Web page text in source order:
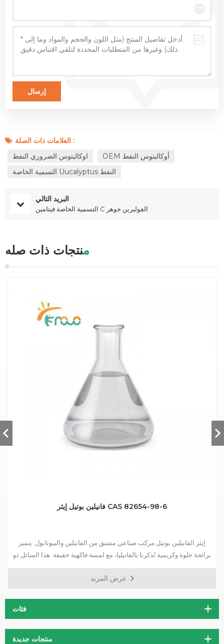
العلامات ذات الصلة :
اوكالبتوس الضروري النفط
OEM أوكالبتوس النفط
التسمية الخاصة Uucalyptus النفط
البريد التالي
التسمية الخاصة فيتامين C الفوليرين جوهر
منتجات ذات صله
فانيلين بوتيل إيثر CAS 82654-98-6
إيثر الفانيلين بوتيل مركب صناعي مشتق من الفانيلين والبيوتانول. يتميز
برائحة حلوة وكريمية تُذكرنا بالفانيليا، مع لمسة فاكهية خفيفة. هذا السائل ذو
اللون الأصفر الباهت قابل للذوبان في الكحول والزيوت، مما يُعزز تعدد
عرض المزيد
فئات
منتجات جديدة